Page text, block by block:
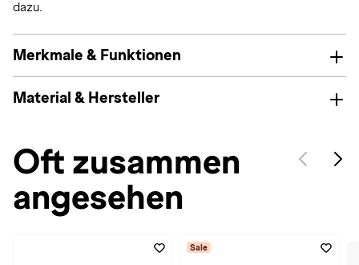
dazu.
Merkmale & Funktionen
Material & Hersteller
Oft zusammen
angesehen
Sale